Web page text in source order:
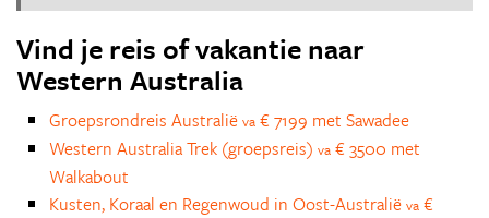
Vind je reis of vakantie naar
Western Australia
Groepsrondreis Australië va € 7199 met Sawadee
Western Australia Trek (groepsreis) va € 3500 met
Walkabout
Kusten, Koraal en Regenwoud in Oost-Australië va €